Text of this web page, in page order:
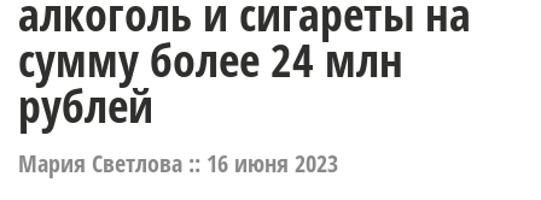
алкоголь и сигареты на
сумму более 24 млн
рублей
Мария Светлова :: 16 июня 2023